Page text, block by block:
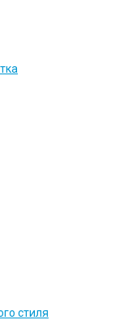
стиля